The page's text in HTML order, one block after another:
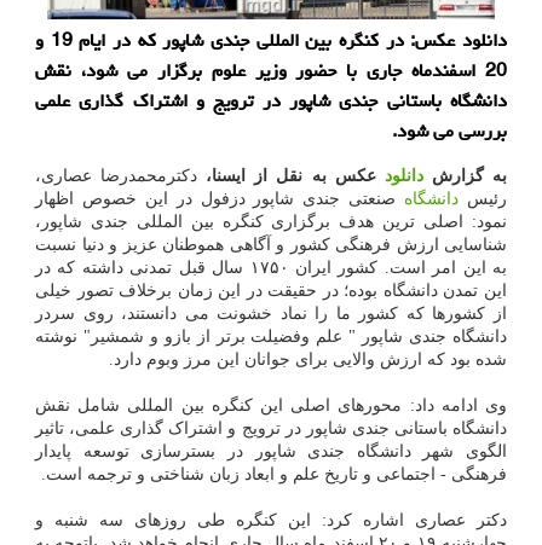
دانلود عکس: در کنگره بین المللی جندی شاپور که در ایام 19 و
20 اسفندماه جاری با حضور وزیر علوم برگزار می شود، نقش
دانشگاه باستانی جندی شاپور در ترویج و اشتراک گذاری علمی
بررسی می شود.
به گزارشدانلود عکس به نقل از ایسنا، دکترمحمدرضا عصاری،
رئیس دانشگاه صنعتی جندی شاپور دزفول در این خصوص اظهار
نمود: اصلی ترین هدف برگزاری کنگره بین المللی جندی شاپور،
شناسایی ارزش فرهنگی کشور و آگاهی هموطنان عزیز و دنیا نسبت
به این امر است. کشور ایران ۱۷۵۰ سال قبل تمدنی داشته که در
این تمدن دانشگاه بوده؛ در حقیقت در این زمان برخلاف تصور خیلی
از کشورها که کشور ما را نماد خشونت می دانستند، روی سردر
دانشگاه جندی شاپور " علم وفضیلت برتر از بازو و شمشیر" نوشته
شده بود که ارزش والایی برای جوانان این مرز وبوم دارد.
وی ادامه داد: محورهای اصلی این کنگره بین المللی شامل نقش
دانشگاه باستانی جندی شاپور در ترویج و اشتراک گذاری علمی، تاثیر
الگوی شهر دانشگاه جندی شاپور در بسترسازی توسعه پایدار
فرهنگی - اجتماعی و تاریخ علم و ابعاد زبان شناختی و ترجمه است.
دکتر عصاری اشاره کرد: این کنگره طی روزهای سه شنبه و